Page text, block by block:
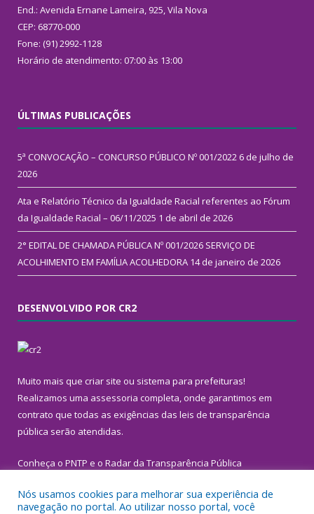
End.: Avenida Ernane Lameira, 925, Vila Nova
CEP: 68770-000
Fone: (91) 2992-1128
Horário de atendimento: 07:00 às 13:00
ÚLTIMAS PUBLICAÇÕES
5ª CONVOCAÇÃO – CONCURSO PÚBLICO Nº 001/2022 6 de julho de
2026
Ata e Relatório Técnico da Igualdade Racial referentes ao Fórum
da Igualdade Racial – 06/11/2025 1 de abril de 2026
2° EDITAL DE CHAMADA PÚBLICA Nº 001/2026 SERVIÇO DE
ACOLHIMENTO EM FAMÍLIA ACOLHEDORA 14 de janeiro de 2026
DESENVOLVIDO POR CR2
Muito mais que criar site ou sistema para prefeituras!
Realizamos uma assessoria completa, onde garantimos em
contrato que todas as exigências das leis de transparência
pública serão atendidas.
Conheça o PNTP e o Radar da Transparência Pública
Nós usamos cookies para melhorar sua experiência de
navegação no portal. Ao utilizar nosso portal, você